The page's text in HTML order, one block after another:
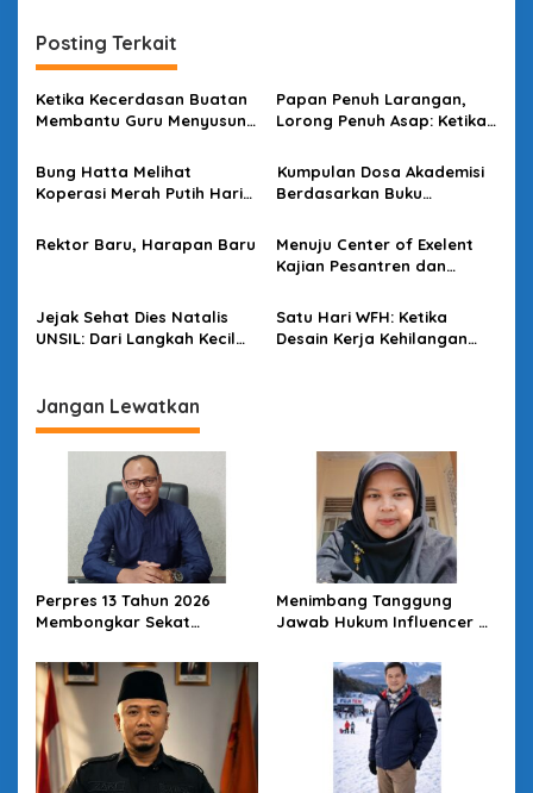
i
g
a
s
i
p
s
Posting Terkait
Ketika Kecerdasan Buatan
Membantu Guru Menyusun
Papan Penuh Larangan,
Lorong Penuh Asap: Ketika
Kuasanya
Bung Hatta Melihat
Koperasi Merah Putih Hari
Kumpulan Dosa Akademisi
Berdasarkan Buku
Rektor Baru, Harapan Baru
Menuju Center of Exelent
Kajian Pesantren dan
Jejak Sehat Dies Natalis
UNSIL: Dari Langkah Kecil
Satu Hari WFH: Ketika
Desain Kerja Kehilangan
Jangan Lewatkan
Perpres 13 Tahun 2026
Membongkar Sekat
Reformasi SKN
Menimbang Tanggung
Jawab Hukum Influencer di